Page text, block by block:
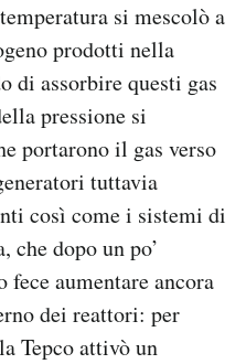
si mescolò a
prodotti nella
di assorbire questi gas
pressione si
portarono il gas verso
tuttavia
così come i sistemi di
che dopo un po’
aumentare ancora
dei reattori: per
Tepco attivò un